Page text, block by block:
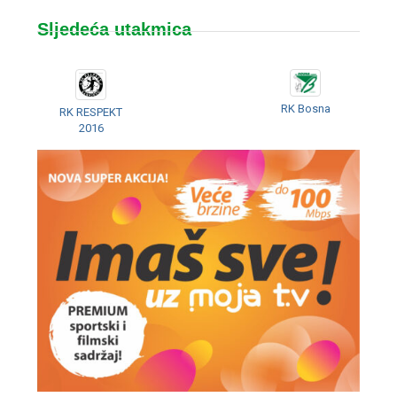
Sljedeća utakmica
RK RESPEKT
2016
RK Bosna